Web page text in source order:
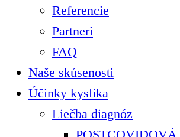
Referencie
Partneri
FAQ
Naše skúsenosti
Účinky kyslíka
Liečba diagnóz